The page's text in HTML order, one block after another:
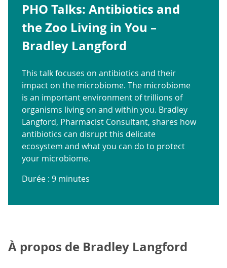
PHO Talks: Antibiotics and
the Zoo Living in You –
Bradley Langford
This talk focuses on antibiotics and their
impact on the microbiome. The microbiome
is an important environment of trillions of
organisms living on and within you. Bradley
Langford, Pharmacist Consultant, shares how
antibiotics can disrupt this delicate
ecosystem and what you can do to protect
your microbiome.
Durée : 9 minutes
À propos de Bradley Langford